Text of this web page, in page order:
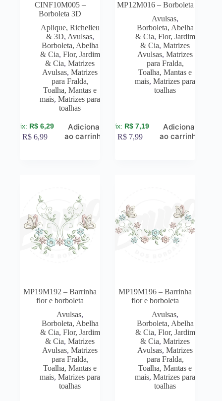
CINF10M005 –
Borboleta 3D
Aplique, Richelieu
& 3D, Avulsas,
Borboleta, Abelha
& Cia, Flor, Jardim
& Cia,Matrizes
Avulsas,Matrizes
para Fralda,
Toalha, Mantas e
mais,Matrizes para
toalhas
R$ 6,29
R$ 6,99
Adicionar
ao carrinho
MP12M016 – Borboleta
Avulsas,
Borboleta, Abelha
& Cia, Flor, Jardim
& Cia,Matrizes
Avulsas,Matrizes
para Fralda,
Toalha, Mantas e
mais,Matrizes para
toalhas
R$ 7,19
R$ 7,99
Adicionar
ao carrinho
MP19M192 – Barrinha
flor e borboleta
Avulsas,
Borboleta, Abelha
& Cia, Flor, Jardim
& Cia,Matrizes
Avulsas,Matrizes
para Fralda,
Toalha, Mantas e
mais,Matrizes para
toalhas
MP19M196 – Barrinha
flor e borboleta
Avulsas,
Borboleta, Abelha
& Cia, Flor, Jardim
& Cia,Matrizes
Avulsas,Matrizes
para Fralda,
Toalha, Mantas e
mais,Matrizes para
toalhas